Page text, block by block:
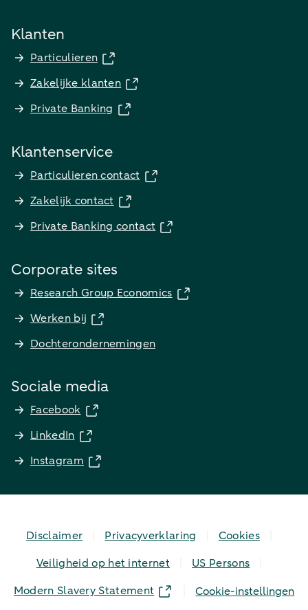
Klanten
Particulieren
Zakelijke klanten
Private Banking
Klantenservice
Particulieren contact
Zakelijk contact
Private Banking contact
Corporate sites
Research Group Economics
Werken bij
Dochterondernemingen
Sociale media
Facebook
LinkedIn
Instagram
Disclaimer Privacyverklaring
Cookies
Veiligheid op het internet
US Persons
Modern Slavery Statement
Cookie-instellingen